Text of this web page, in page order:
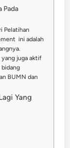
Pada
Pelatihan
ini adalah
yang juga aktif
bidang
BUMN dan
Yang